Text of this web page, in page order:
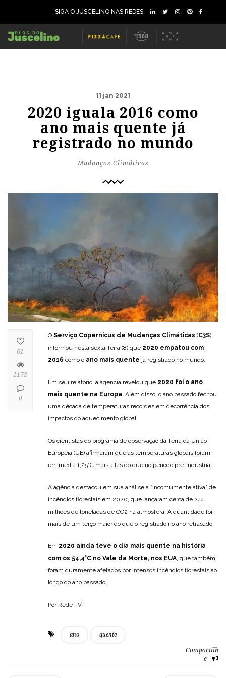
SIGA O JUSCELINO NAS REDES
11 jan 2021
2020 iguala 2016 como
ano mais quente já
registrado no mundo
Mudanças Climáticas
O Serviço Copernicus de Mudanças Climáticas (C3S)
informou nesta sexta-feira (8) que 2020 empatou com
2016 como o ano mais quente já registrado no mundo.
Em seu relatório, a agência revelou que 2020 foi o ano
mais quente na Europa . Além disso, o ano passado fechou
uma década de temperaturas recordes em decorrência dos
impactos do aquecimento global.
Os cientistas do programa de observação da Terra da União
Europeia (UE) afirmaram que as temperaturas globais foram
em média 1,25°C mais altas do que no período pré-industrial.
A agência destacou em sua análise a “incomumente ativa” de
incêndios florestais em 2020, que lançaram cerca de 244
milhões de toneladas de CO2 na atmosfera. A quantidade foi
mais de um terço maior do que o registrado no ano retrasado.
Em 2020 ainda teve o dia mais quente na história
com os 54,4°C no Vale da Morte, nos EUA , que também
foram duramente afetados por intensos incêndios florestais ao
longo do ano passado.
Por Rede TV
ano quente
Compartilh
e
61
1172
0